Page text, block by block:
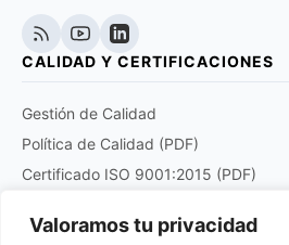
Valoramos tu privacidad
CALIDAD Y CERTIFICACIONES
Gestión de Calidad
Política de Calidad (PDF)
Certificado ISO 9001:2015 (PDF)
Certificado DOCUPLUS S&I (PDF)